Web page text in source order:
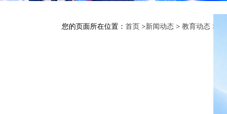
您的页面所在位置： 首页 >新闻动态 > 教育动态 >